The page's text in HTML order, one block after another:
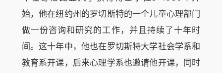
始，他在纽约州的罗切斯特的一个儿童心理部门
做一份咨询和研究的工作，并且持续了十年时
间。这十年中，他也在罗切斯特大学社会学系和
教育系开课，后来心理学系也邀请他开课，同时